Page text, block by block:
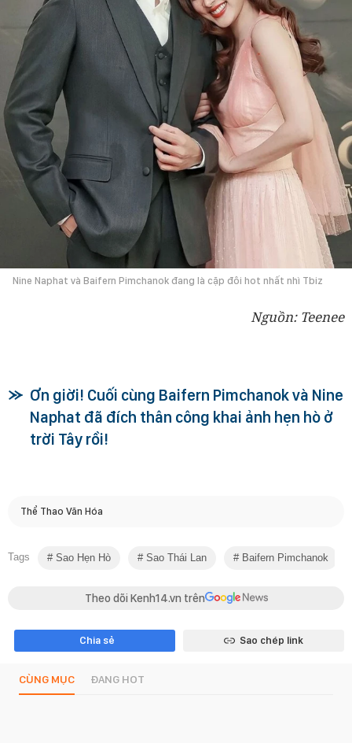
Nine Naphat và Baifern Pimchanok đang là cặp đôi hot nhất nhì Tbiz
Nguồn: Teenee
Ơn giời! Cuối cùng Baifern Pimchanok và Nine
Naphat đã đích thân công khai ảnh hẹn hò ở
trời Tây rồi!
Thể Thao Văn Hóa
Tags Sao Hẹn Hò Sao Thái Lan Baifern Pimchanok
Theo dõi Kenh14.vn trên
Chia sẻ Sao chép link
CÙNG MỤC ĐANG HOT